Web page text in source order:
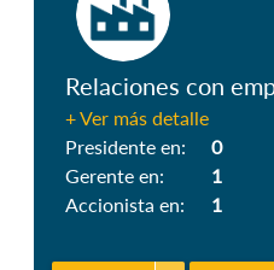
Relaciones con
+ Ver más detalle
Presidente en:
Gerente en:
Accionista en:
0
1
1